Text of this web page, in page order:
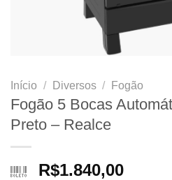
Início / Diversos / Fogão
Fogão 5 Bocas
Preto – Realce
R$1.840,00